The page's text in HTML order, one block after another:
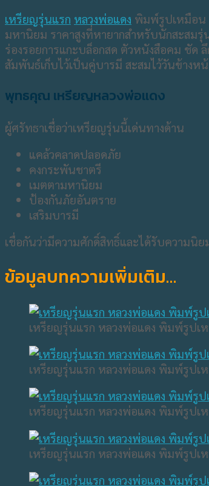
เหรียญรุ่นแรก หลวงพ่อแดง พิมพ์รูปเหมือน
มหานิยม ราคาสูงที่หายากสำหรับนักสะสมรุ่
ร่องรอยการแกะบล็อกสด ตัวหนังสือคม ชัด
สัมพันธ์เก็บไว้เป็นคู่บารมี สะสมไว้วันข้าง
พุทธคุณ เหรียญหลวงพ่อแดง
ผู้ศรัทธาเชื่อว่าเหรียญรุ่นนี้เด่นทางด้าน
แคล้วคลาดปลอดภัย
คงกระพันชาตรี
เมตตามหานิยม
ป้องกันภัยอันตราย
เสริมบารมี
เชื่อกันว่ามีความศักดิ์สิทธิ์และได้รับความนิย
ข้อมูลบทความเพิ่มเติม…
เหรียญรุ่นแรก หลวงพ่อแดง พิมพ์รูปเ
เหรียญรุ่นแรก หลวงพ่อแดง พิมพ์รูปเ
เหรียญรุ่นแรก หลวงพ่อแดง พิมพ์รูปเ
เหรียญรุ่นแรก หลวงพ่อแดง พิมพ์รูปเ